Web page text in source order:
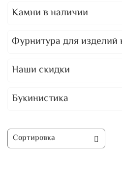
Камни в наличии
Фурнитура для изделий
Наши скидки
Букинистика